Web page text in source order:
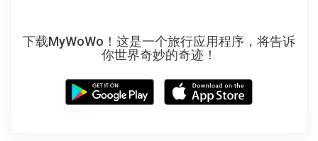
下载MyWoWo！这是一个旅行应用程序，将告诉
你世界奇妙的奇迹！